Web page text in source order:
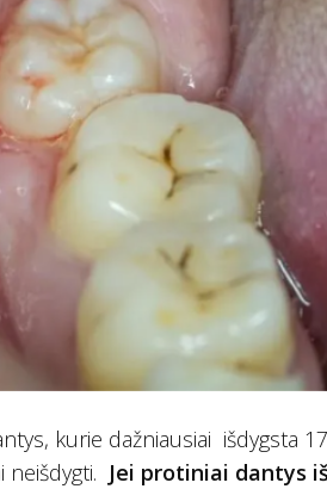
kurie dažniausiai išdygsta
neišdygti. Jei protiniai dantys